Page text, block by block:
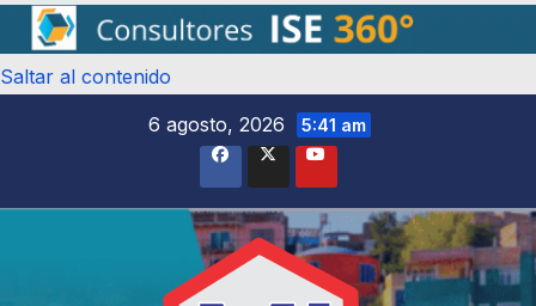
Saltar al contenido
6 agosto, 2026
5:41 am